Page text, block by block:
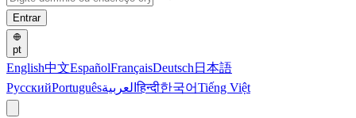
Entrar
pt
English中文EspañolFrançaisDeutsch 日本語
РусскийPortuguêsالعربيةहिन्दी한국어Tiếng Việt